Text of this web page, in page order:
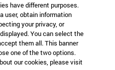
ventana)
have different purposes.
user, obtain information
your privacy, or
You can select the
them all. This banner
one of the two options.
our cookies, please visit